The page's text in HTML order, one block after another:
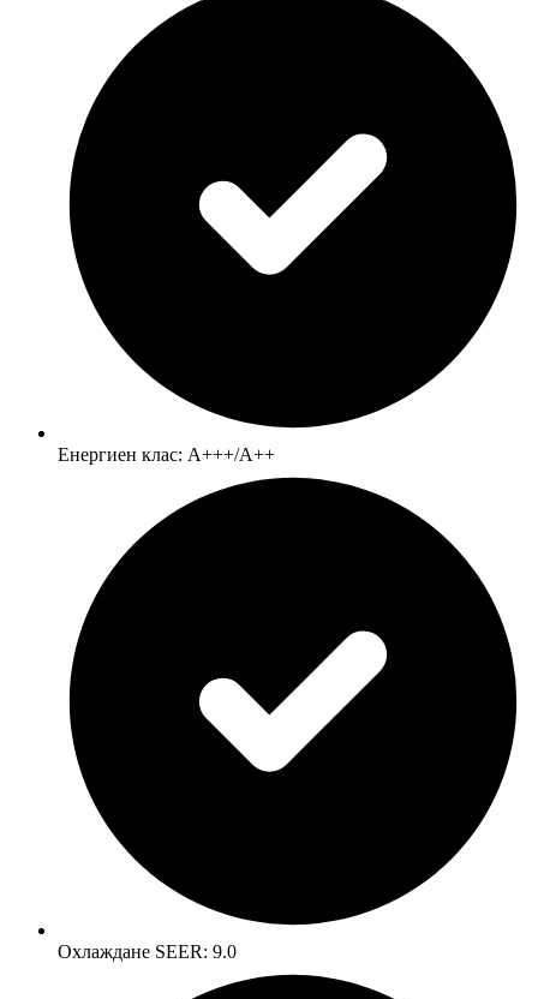
Енергиен клас: А+++/А++
Oxлaждaнe ЅЕЕR: 9.0